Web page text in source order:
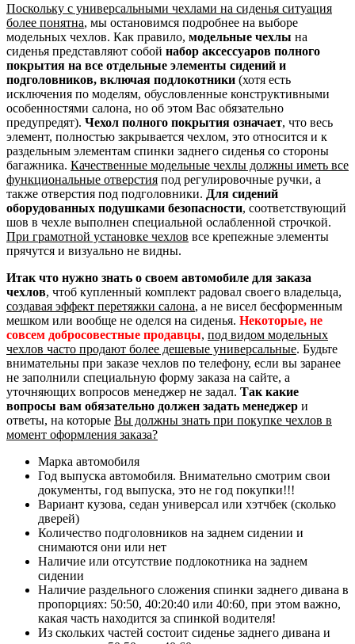
Поскольку с универсальными чехлами на сиденья ситуация
более понятна, мы остановимся подробнее на выборе
модельных чехлов. Как правило, модельные чехлы на
сиденья представляют собой набор аксессуаров полного
покрытия на все отдельные элементы сидений и
подголовников, включая подлокотники (хотя есть
исключения по моделям, обусловленные конструктивными
особенностями салона, но об этом Вас обязательно
предупредят). Чехол полного покрытия означает, что весь
элемент, полностью закрывается чехлом, это относится и к
раздельным элементам спинки заднего сиденья со стороны
багажника. Качественные модельные чехлы должны иметь все
функциональные отверстия под регулировочные ручки, а
также отверстия под подголовники. Для сидений
оборудованных подушками безопасности, соответствующий
шов в чехле выполнен специальной ослабленной строчкой.
При грамотной установке чехлов все крепежные элементы
прячутся и визуально не видны.
Итак что нужно знать о своем автомобиле для заказа
чехлов, чтоб купленный комплект радовал своего владельца,
создавая эффект перетяжки салона, а не висел бесформенным
мешком или вообще не оделся на сиденья. Некоторые, не
совсем добросовестные продавцы, под видом модельных
чехлов часто продают более дешевые универсальные. Будьте
внимательны при заказе чехлов по телефону, если вы заранее
не заполнили специальную форму заказа на сайте, а
уточняющих вопросов менеджер не задал. Так какие
вопросы вам обязательно должен задать менеджер и
ответы, на которые Вы должны знать при покупке чехлов в
момент оформления заказа?
Марка автомобиля
Год выпуска автомобиля. Внимательно смотрим свои
документы, год выпуска, это не год покупки!!!
Вариант кузова, седан универсал или хэтчбек (сколько
дверей)
Количество подголовников на заднем сидении и
снимаются они или нет
Наличие или отсутствие подлокотника на заднем
сидении
Наличие раздельного сложения спинки заднего дивана в
пропорциях: 50:50, 40:20:40 или 40:60, при этом важно,
какая часть находится за спинкой водителя!
Из скольких частей состоит сиденье заднего дивана и